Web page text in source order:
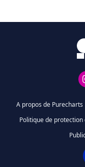
A propos de Purecharts
Politique de protection